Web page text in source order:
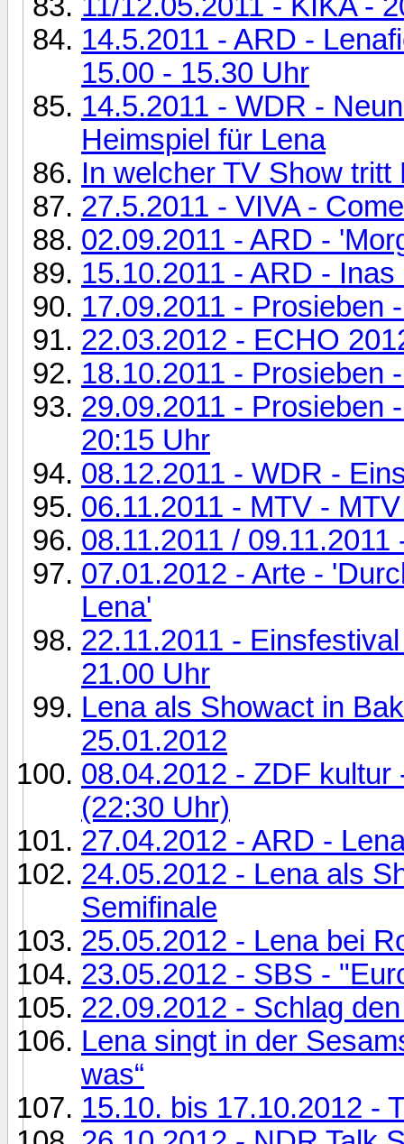
14.5.2011 - ARD -
15.00 - 15.30 Uhr
14.5.2011 - WDR -
Heimspiel für Lena
In welcher TV Show
27.5.2011 - VIVA -
02.09.2011 - ARD -
15.10.2011 - ARD -
17.09.2011 - Prosieben
22.03.2012 - ECHO
18.10.2011 - Prosieben
29.09.2011 - Prosieben
20:15 Uhr
08.12.2011 - WDR -
06.11.2011 - MTV -
08.11.2011 /
07.01.2012 - Arte -
Lena'
22.11.2011 -
21.00 Uhr
Lena als Showact in
25.01.2012
08.04.2012 - ZDF
(22:30 Uhr)
27.04.2012 - ARD -
24.05.2012 - Lena als
Semifinale
25.05.2012 - Lena bei
23.05.2012 - SBS -
22.09.2012 - Schlag
Lena singt in der
was“
15.10. bis 17.10.2012 -